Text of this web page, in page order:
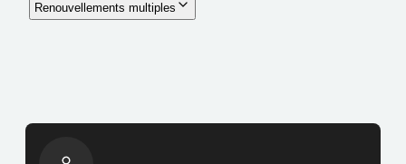
Renouvellements multiples